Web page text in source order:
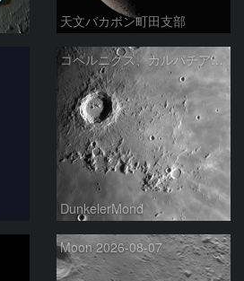
天文バカボン町田支部
コペルニクス、カルパチア山脈付近
DunkelerMond
Moon 2026-08-07